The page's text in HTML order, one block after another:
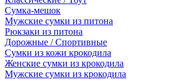
Сумка-мешок
Мужские сумки из питона
Рюкзаки из питона
Дорожные / Спортивные
Сумки из кожи крокодила
Женские сумки из крокодила
Мужские сумки из крокодила